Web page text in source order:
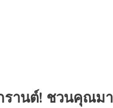
านต์! ชวนคุณม